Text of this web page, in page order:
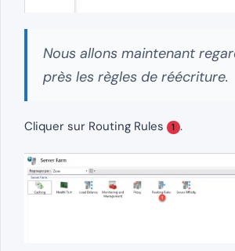
Nous allons maintenant
près les règles de réécriture.
Cliquer sur Routing Rules 1 .